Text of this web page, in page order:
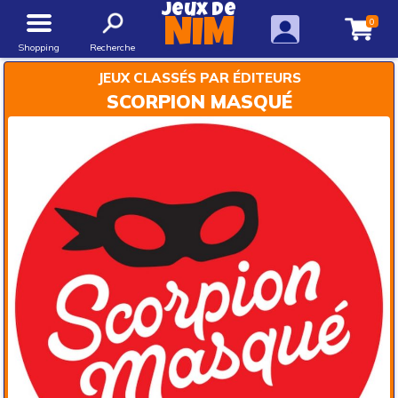
Shopping Recherche
Jeux de
NIM 0
JEUX CLASSÉS PAR ÉDITEURS
SCORPION MASQUÉ